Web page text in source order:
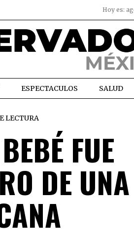
Hoy es:
ESPECTACULOS SALUD
LECTURA
FUE
DE UNA